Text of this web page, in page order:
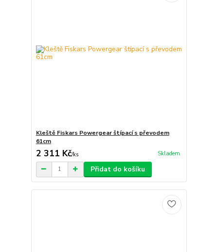
Kleště Fiskars Powergear štípací s převodem
61cm
2 311 Kč/ks Skladem
Přidat do košíku